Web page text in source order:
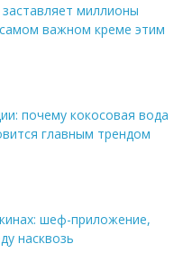
миллионы
важном креме этим
почему кокосовая вода
главным трендом
шеф-приложение,
насквозь